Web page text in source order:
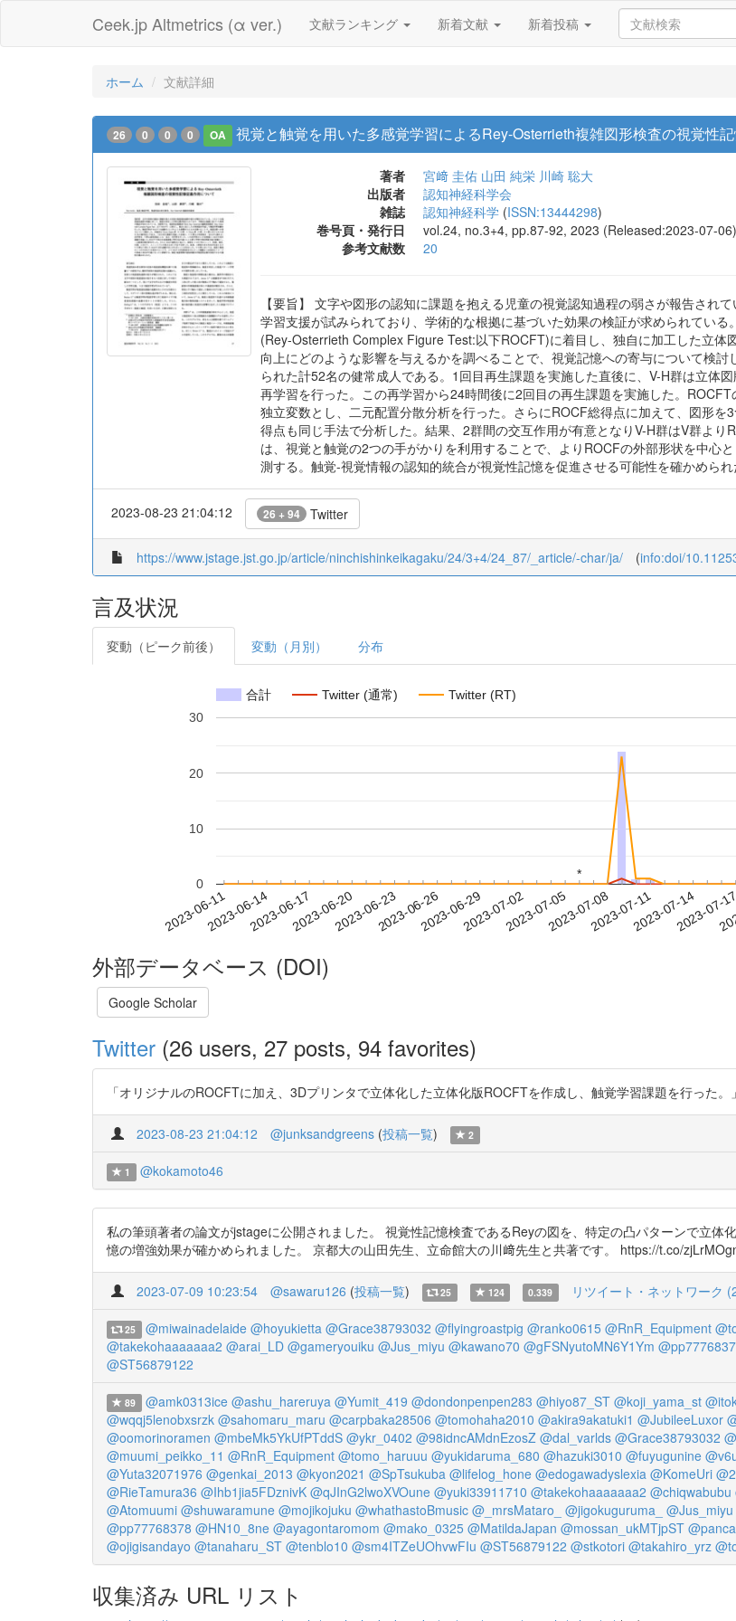
Ceek.jp Altmetrics (α ver.) 文献ランキング 新着文献 新着投稿
ホーム 文献詳細
26 0 0 0 OA 視覚と触覚を用いた多感覚学習によるRey-Osterrieth複雑図形検査の視覚性
著者 宮﨑 圭佑 山田 純栄 川崎 聡大
出版者
認知神経科学会
雑誌
認知神経科学 (ISSN:13444298)
巻号頁・発行日
vol.24, no.3+4, pp.87-92, 2023 (Released:2023-07-06)
参考文献数
20
【要旨】 文字や図形の認知に課題を抱える児童の視覚認知過程の弱さが報告され
学習支援が試みられており、学術的な根拠に基づいた効果の検証が求められてい
(Rey-Osterrieth Complex Figure Test:以下ROCFT)に着目し、独自に加工した立
向上にどのような影響を与えるかを調べることで、視覚記憶への寄与について検
られた計52名の健常成人である。1回目再生課題を実施した直後に、V-H群は立体
再学習を行った。この再学習から24時間後に2回目の再生課題を実施した。
独立変数とし、二元配置分散分析を行った。さらにROCF総得点に加えて、図形
得点も同じ手法で分析した。結果、2群間の交互作用が有意となりV-H群はV群よ
は、視覚と触覚の2つの手がかりを利用することで、よりROCFの外部形状を中心
測する。触覚-視覚情報の認知的統合が視覚性記憶を促進させる可能性を確かめられ
2023-08-23 21:04:12 26 + 94 Twitter
https://www.jstage.jst.go.jp/article/ninchishinkeikagaku/24/3+4/24_87/_article/-char/ja/ (info:doi/
言及状況
変動（ピーク前後） 変動（月別） 分布
合計 Twitter (通常) Twitter (RT)
2023-06-112023-06-142023-06-172023-06-202023-06-232023-06-262023-06-292023-07-022023-07-052023-07-082023-07-112023-07-142023-07-
0
10
20
30
*
*
外部データベース (DOI)
Google Scholar
Twitter (26 users, 27 posts, 94 favorites)
「オリジナルのROCFTに加え、3Dプリンタで立体化した立体化版ROCFTを作成し、触覚学習課題を行った
2023-08-23 21:04:12 @junksandgreens (投稿一覧) 2
1 @kokamoto46
私の筆頭著者の論文がjstageに公開されました。 視覚性記憶検査であるReyの図を、特定の凸パターンで立体
憶の増強効果が確かめられました。 京都大の山田先生、立命館大の川﨑先生と共著です。 https://t.co/
2023-07-09 10:23:54 @sawaru126 (投稿一覧) 25 124 0.339 リツイート・ネットワーク
25 @miwainadelaide @hoyukietta @Grace38793032 @flyingroastpig @ranko0615 @RnR_Equipment
@takekohaaaaaaa2 @arai_LD @gameryouiku @Jus_miyu @kawano70 @gFSNyutoMN6Y1Ym
@ST56879122
89 @amk0313ice @ashu_hareruya @Yumit_419 @dondonpenpen283 @hiyo87_ST @koji_yama_st
@wqqj5lenobxsrzk @sahomaru_maru @carpbaka28506 @tomohaha2010 @akira9akatuki1 @JubileeLuxor
@oomorinoramen @mbeMk5YkUfPTddS @ykr_0402 @98idncAMdnEzosZ @dal_varlds @Grace38793032
@muumi_peikko_11 @RnR_Equipment @tomo_haruuu @yukidaruma_680 @hazuki3010 @fuyugunine
@Yuta32071976 @genkai_2013 @kyon2021 @SpTsukuba @lifelog_hone @edogawadyslexia @KomeUri
@RieTamura36 @Ihb1jia5FDznivK @qJInG2lwoXVOune @yuki33911710 @takekohaaaaaaa2 @chiqwabubu
@Atomuumi @shuwaramune @mojikojuku @whathastoBmusic @_mrsMataro_ @jigokuguruma_ @Jus_miyu
@pp77768378 @HN10_8ne @ayagontaromom @mako_0325 @MatildaJapan @mossan_ukMTjpST
@ojigisandayo @tanaharu_ST @tenblo10 @sm4ITZeUOhvwFIu @ST56879122 @stkotori @takahiro_yrz
収集済み URL リスト